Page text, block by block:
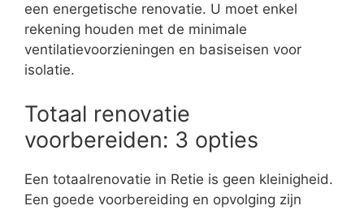
een energetische renovatie. U moet enkel
rekening houden met de minimale
ventilatievoorzieningen en basiseisen voor
isolatie.
Totaal renovatie
voorbereiden: 3 opties
Een totaalrenovatie in Retie is geen kleinigheid.
Een goede voorbereiding en opvolging zijn